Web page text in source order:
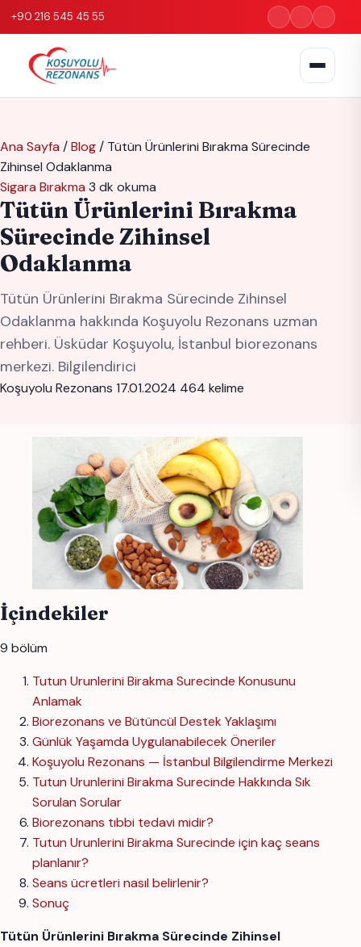
+90 216 545 45 55
Ana Sayfa /Blog/ Tütün Ürünlerini Bırakma Sürecinde
Zihinsel Odaklanma
Sigara Bırakma 3 dk okuma
Tütün Ürünlerini Bırakma
Sürecinde Zihinsel
Odaklanma
Tütün Ürünlerini Bırakma Sürecinde Zihinsel
Odaklanma hakkında Koşuyolu Rezonans uzman
rehberi. Üsküdar Koşuyolu, İstanbul biorezonans
merkezi. Bilgilendirici
Koşuyolu Rezonans 17.01.2024 464 kelime
İçindekiler
9 bölüm
Tutun Urunlerini Birakma Surecinde Konusunu
Anlamak
Biorezonans ve Bütüncül Destek Yaklaşımı
Günlük Yaşamda Uygulanabilecek Öneriler
Koşuyolu Rezonans — İstanbul Bilgilendirme Merkezi
Tutun Urunlerini Birakma Surecinde Hakkında Sık
Sorulan Sorular
Biorezonans tıbbi tedavi midir?
Tutun Urunlerini Birakma Surecinde için kaç seans
planlanır?
Seans ücretleri nasıl belirlenir?
Sonuç
Tütün Ürünlerini Bırakma Sürecinde Zihinsel